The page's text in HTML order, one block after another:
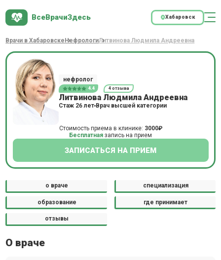
ВсеВрачиЗдесь Хабаровск
Врачи в Хабаровске НефрологиЛитвинова Людмила Андреевна
нефролог
4.4 4 отзыва
Литвинова Людмила Андреевна
Стаж 26 лет Врач высшей категории
Стоимость приема в клинике: 3000₽
Бесплатная запись на прием
ЗАПИСАТЬСЯ НА ПРИЕМ
о враче специализация
образование где принимает
отзывы
О враче